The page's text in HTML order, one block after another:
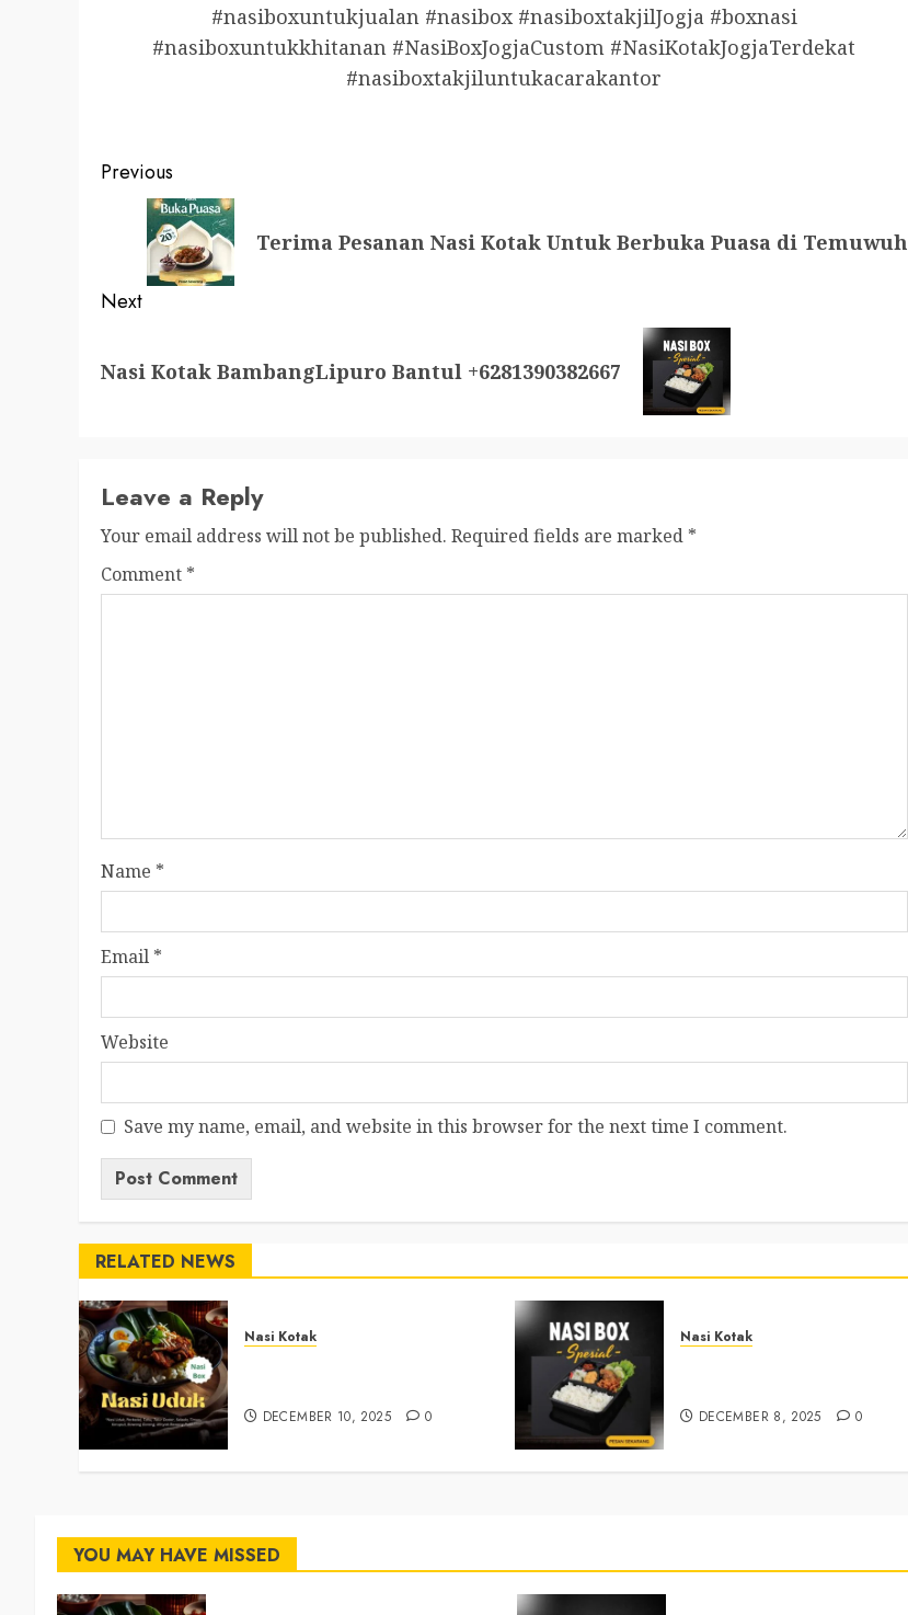
#nasiboxuntukjualan #nasibox #nasiboxtakjilJogja #boxnasi
#nasiboxuntukkhitanan #NasiBoxJogjaCustom #NasiKotakJogjaTerdekat
#nasiboxtakjiluntukacarakantor
Post
navigation
Previous
Previous
Terima Pesanan Nasi Kotak Untuk Berbuka Puasa di Temuwuh
Next
post:
Nasi Kotak BambangLipuro Bantul +6281390382667
Leave a Reply
Your email address will not be published. Required fields are marked *
Comment *
Name *
Email *
Website
Save my name, email, and website in this browser for the next time I comment.
RELATED NEWS
Nasi Kotak
DECEMBER 10, 2025 0
Nasi Kotak
DECEMBER 8, 2025 0
YOU MAY HAVE MISSED